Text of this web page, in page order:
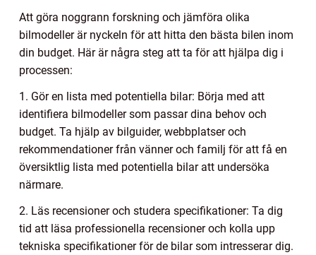
Att göra noggrann forskning och jämföra olika
bilmodeller är nyckeln för att hitta den bästa bilen inom
din budget. Här är några steg att ta för att hjälpa dig i
processen:
1. Gör en lista med potentiella bilar: Börja med att
identifiera bilmodeller som passar dina behov och
budget. Ta hjälp av bilguider, webbplatser och
rekommendationer från vänner och familj för att få en
översiktlig lista med potentiella bilar att undersöka
närmare.
2. Läs recensioner och studera specifikationer: Ta dig
tid att läsa professionella recensioner och kolla upp
tekniska specifikationer för de bilar som intresserar dig.